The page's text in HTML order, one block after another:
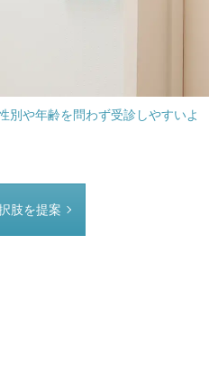
別や年齢を問わず受診しやすいよ
肢を提案